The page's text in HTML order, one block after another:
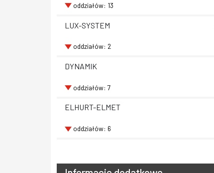
oddziałów: 13
LUX-SYSTEM
oddziałów: 2
DYNAMIK
oddziałów: 7
ELHURT-ELMET
oddziałów: 6